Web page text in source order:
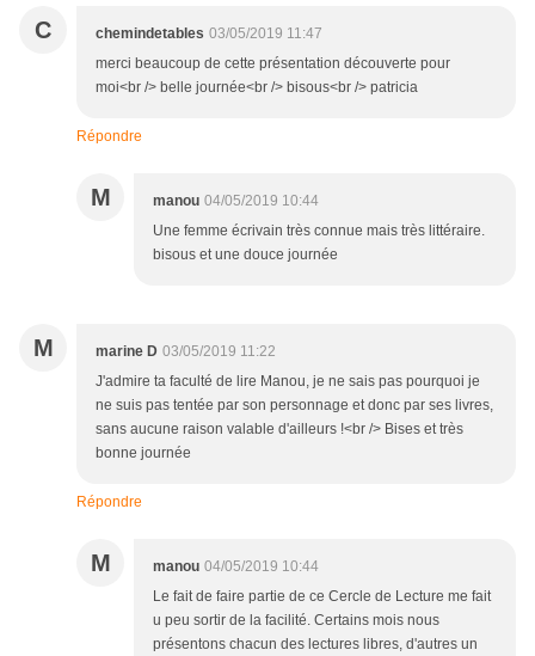
C chemindetables 03/05/2019 11:47
merci beaucoup de cette présentation découverte pour
moi<br /> belle journée<br /> bisous<br /> patricia
Répondre
M manou 04/05/2019 10:44
Une femme écrivain très connue mais très littéraire.
bisous et une douce journée
M marine D 03/05/2019 11:22
J'admire ta faculté de lire Manou, je ne sais pas pourquoi je
ne suis pas tentée par son personnage et donc par ses livres,
sans aucune raison valable d'ailleurs !<br /> Bises et très
bonne journée
Répondre
M manou 04/05/2019 10:44
Le fait de faire partie de ce Cercle de Lecture me fait
u peu sortir de la facilité. Certains mois nous
présentons chacun des lectures libres, d'autres un